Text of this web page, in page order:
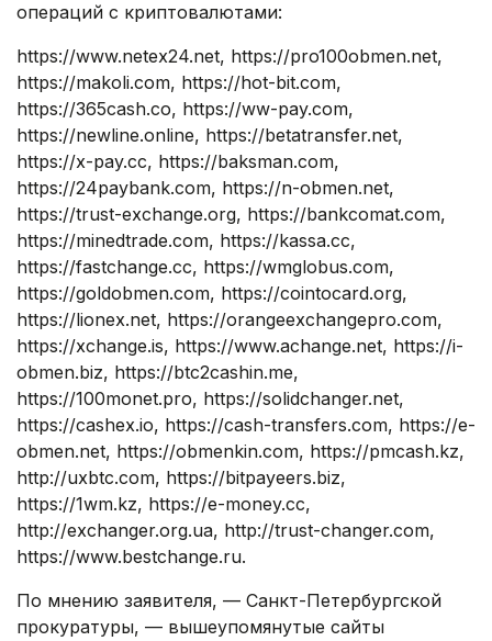
операций с криптовалютами:
https://www.netex24.net, https://pro100obmen.net,
https://makoli.com, https://hot-bit.com,
https://365cash.co, https://ww-pay.com,
https://newline.online, https://betatransfer.net,
https://x-pay.cc, https://baksman.com,
https://24paybank.com, https://n-obmen.net,
https://trust-exchange.org, https://bankcomat.com,
https://minedtrade.com, https://kassa.cc,
https://fastchange.cc, https://wmglobus.com,
https://goldobmen.com, https://cointocard.org,
https://lionex.net, https://orangeexchangepro.com,
https://xchange.is, https://www.achange.net, https://i-
obmen.biz, https://btc2cashin.me,
https://100monet.pro, https://solidchanger.net,
https://cashex.io, https://cash-transfers.com, https://e-
obmen.net, https://obmenkin.com, https://pmcash.kz,
http://uxbtc.com, https://bitpayeers.biz,
https://1wm.kz, https://e-money.cc,
http://exchanger.org.ua, http://trust-changer.com,
https://www.bestchange.ru.
По мнению заявителя, — Санкт-Петербургской
прокуратуры, — вышеупомянутые сайты